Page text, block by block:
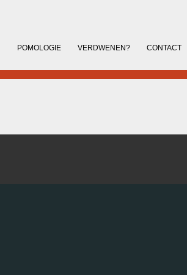
POMOLOGIE VERDWENEN? CONTACT